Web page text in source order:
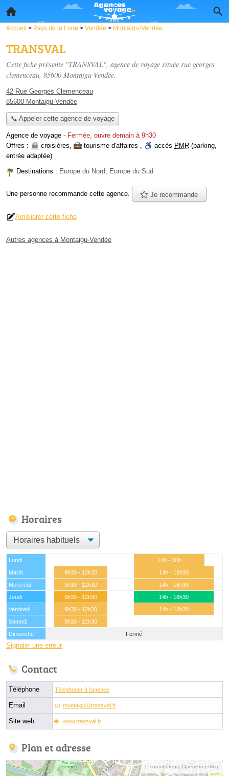
Accueil > Pays de la Loire > Vendée > Montaigu-Vendée
TRANSVAL
Cette fiche présente "TRANSVAL", agence de voyage située rue georges
clemenceau, 85600 Montaigu-Vendée.
42 Rue Georges Clemenceau
85600 Montaigu-Vendée
📞 Appeler cette agence de voyage
Agence de voyage - Fermée, ouvre demain à 9h30
Offres :
croisières, tourisme d'affaires , accès PMR (parking,
entrée adaptée)
Destinations : Europe du Nord, Europe du Sud
Une personne recommande cette agence. Je recommande
Améliorer cette fiche
Autres agences à Montaigu-Vendée
Horaires
Lundi
14h - 18h
Mardi
9h30 - 12h30
14h - 18h30
Mercredi
9h30 - 12h30
14h - 18h30
Jeudi
9h30 - 12h30
14h - 18h30
Vendredi
9h30 - 12h30
14h - 18h30
Samedi
9h30 - 12h30
Dimanche
Fermé
Signaler une erreur
Contact
Téléphone Téléphoner à l'agence
Email montaiguⓐtransval.fr
Site web www.transval.fr
Plan et adresse
© contributeurs OpenStreetMap